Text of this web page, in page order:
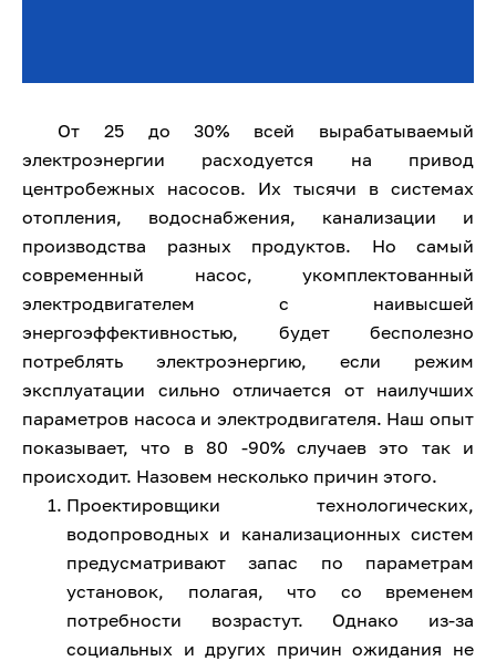
От 25 до 30% всей вырабатываемый
электроэнергии расходуется на привод
центробежных насосов. Их тысячи в системах
отопления, водоснабжения, канализации и
производства разных продуктов. Но самый
современный насос, укомплектованный
электродвигателем с наивысшей
энергоэффективностью, будет бесполезно
потреблять электроэнергию, если режим
эксплуатации сильно отличается от наилучших
параметров насоса и электродвигателя. Наш опыт
показывает, что в 80 -90% случаев это так и
происходит. Назовем несколько причин этого.
Проектировщики технологических,
водопроводных и канализационных систем
предусматривают запас по параметрам
установок, полагая, что со временем
потребности возрастут. Однако из-за
социальных и других причин ожидания не